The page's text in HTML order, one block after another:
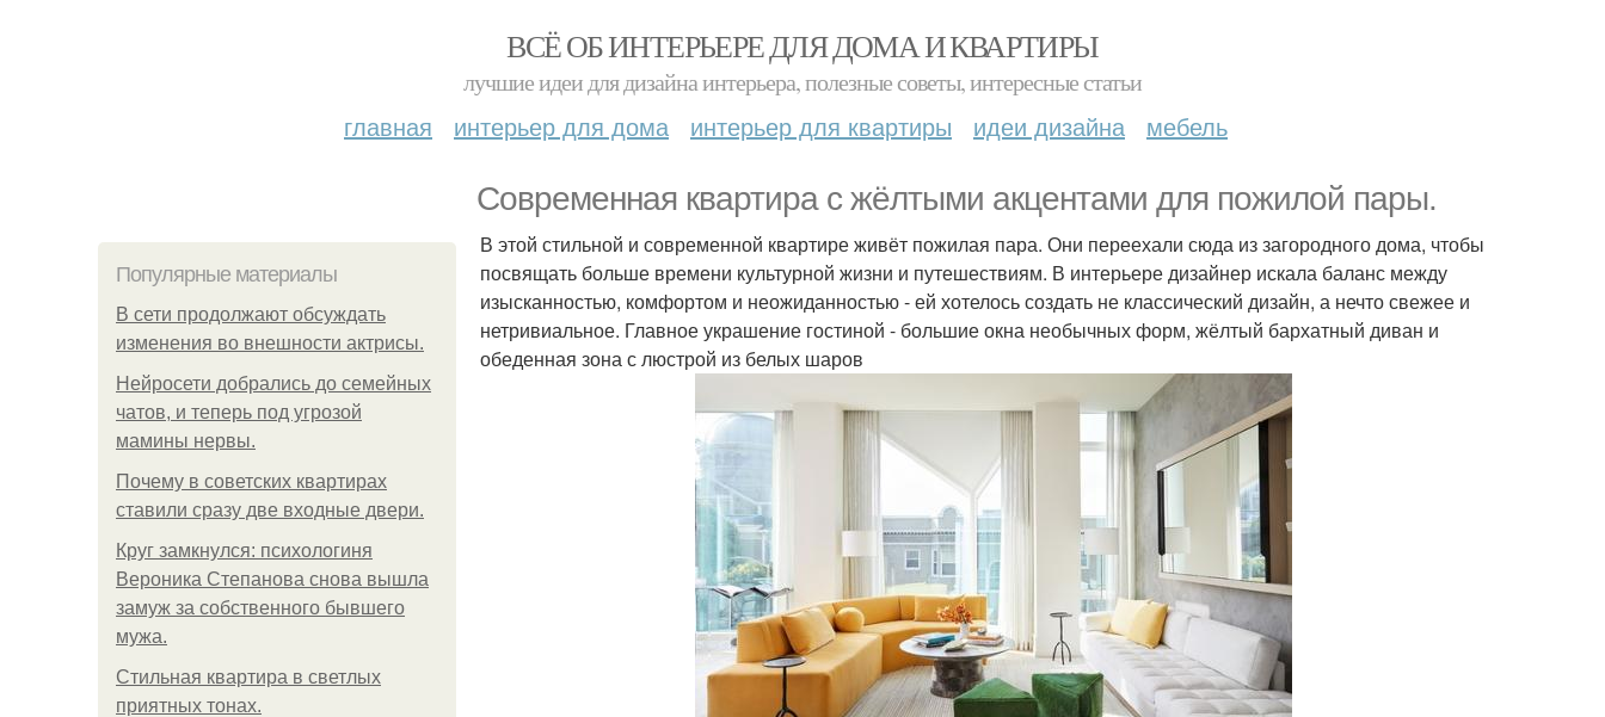
ВСЁ ОБ ИНТЕРЬЕРЕ ДЛЯ ДОМА И КВАРТИРЫ
лучшие идеи для дизайна интерьера, полезные советы, интересные статьи
главная интерьер для дома интерьер для квартиры идеи дизайна мебель
Современная квартира с жёлтыми акцентами для пожилой пары.
Популярные материалы
В сети продолжают обсуждать
изменения во внешности актрисы.
Нейросети добрались до семейных
чатов, и теперь под угрозой
мамины нервы.
Почему в советских квартирах
ставили сразу две входные двери.
Круг замкнулся: психологиня
Вероника Степанова снова вышла
замуж за собственного бывшего
мужа.
Стильная квартира в светлых
приятных тонах.
В этой стильной и современной квартире живёт пожилая пара. Они переехали сюда из загородного дома, чтобы
посвящать больше времени культурной жизни и путешествиям. В интерьере дизайнер искала баланс между
изысканностью, комфортом и неожиданностью - ей хотелось создать не классический дизайн, а нечто свежее и
нетривиальное. Главное украшение гостиной - большие окна необычных форм, жёлтый бархатный диван и
обеденная зона с люстрой из белых шаров